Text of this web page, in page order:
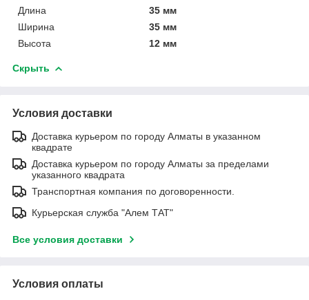
Длина
35 мм
Ширина
35 мм
Высота
12 мм
Скрыть
Условия доставки
Доставка курьером по городу Алматы в указанном
квадрате
Доставка курьером по городу Алматы за пределами
указанного квадрата
Транспортная компания по договоренности.
Курьерская служба "Алем ТАТ"
Все условия доставки
Условия оплаты